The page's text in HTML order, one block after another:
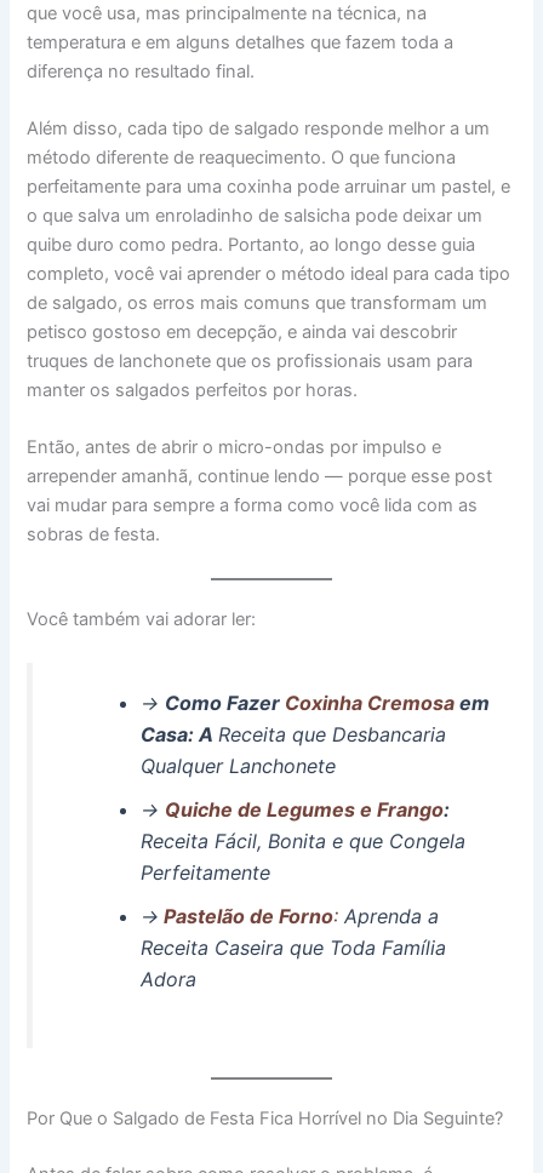
que você usa, mas principalmente na técnica, na
temperatura e em alguns detalhes que fazem toda a
diferença no resultado final.
Além disso, cada tipo de salgado responde melhor a um
método diferente de reaquecimento. O que funciona
perfeitamente para uma coxinha pode arruinar um pastel, e
o que salva um enroladinho de salsicha pode deixar um
quibe duro como pedra. Portanto, ao longo desse guia
completo, você vai aprender o método ideal para cada tipo
de salgado, os erros mais comuns que transformam um
petisco gostoso em decepção, e ainda vai descobrir
truques de lanchonete que os profissionais usam para
manter os salgados perfeitos por horas.
Então, antes de abrir o micro-ondas por impulso e
arrepender amanhã, continue lendo — porque esse post
vai mudar para sempre a forma como você lida com as
sobras de festa.
Você também vai adorar ler:
→ Como Fazer Coxinha Cremosaem
Casa: A Receita que Desbancaria
Qualquer Lanchonete
→ Quiche de Legumes e Frango:
Receita Fácil, Bonita e que Congela
Perfeitamente
→ Pastelão de Forno: Aprenda a
Receita Caseira que Toda Família
Adora
Por Que o Salgado de Festa Fica Horrível no Dia Seguinte?